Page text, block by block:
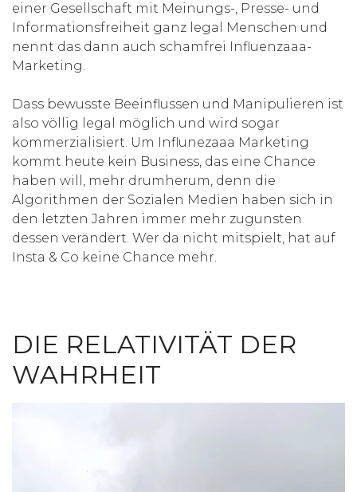
einer Gesellschaft mit Meinungs-, Presse- und
Informationsfreiheit ganz legal Menschen und
nennt das dann auch schamfrei Influenzaaa-
Marketing.
Dass bewusste Beeinflussen und Manipulieren ist
also völlig legal möglich und wird sogar
kommerzialisiert. Um Influnezaaa Marketing
kommt heute kein Business, das eine Chance
haben will, mehr drumherum, denn die
Algorithmen der Sozialen Medien haben sich in
den letzten Jahren immer mehr zugunsten
dessen verändert. Wer da nicht mitspielt, hat auf
Insta & Co keine Chance mehr.
DIE RELATIVITÄT DER
WAHRHEIT